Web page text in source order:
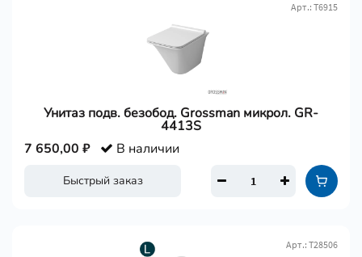
Унитаз подв. безобод. Grossman микрол. GR-
4413S
Арт.: Т6915
Быстрый заказ
7 650,00 ₽ В наличии
Арт.: Т28506